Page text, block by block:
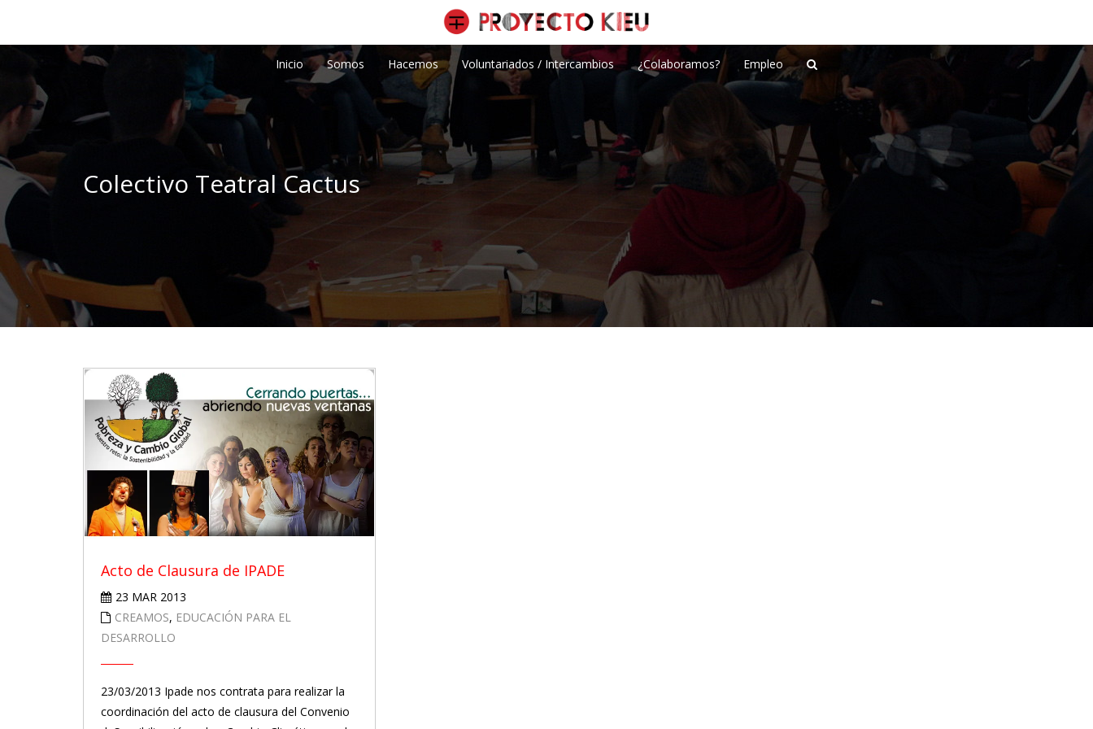
Inicio Somos Hacemos Voluntariados / Intercambios ¿Colaboramos? Empleo
Colectivo Teatral Cactus
Acto de Clausura de IPADE
23 MAR 2013
CREAMOS, EDUCACIÓN PARA EL
DESARROLLO
23/03/2013 Ipade nos contrata para realizar la
coordinación del acto de clausura del Convenio